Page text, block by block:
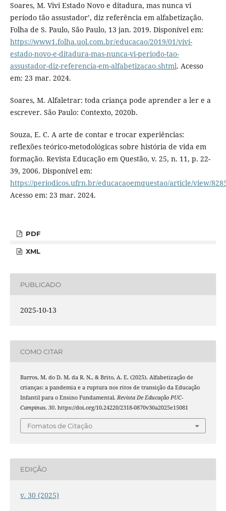
Soares, M. Vivi Estado Novo e ditadura, mas nunca vi
período tão assustador’, diz referência em alfabetização.
Folha de S. Paulo, São Paulo, 13 jan. 2019. Disponível em:
https://www1.folha.uol.com.br/educacao/2019/01/vivi-
estado-novo-e-ditadura-mas-nunca-vi-periodo-tao-
assustador-diz-referencia-em-alfabetizacao.shtml. Acesso
em: 23 mar. 2024.
Soares, M. Alfaletrar: toda criança pode aprender a ler e a
escrever. São Paulo: Contexto, 2020b.
Souza, E. C. A arte de contar e trocar experiências:
reflexões teórico-metodológicas sobre história de vida em
formação. Revista Educação em Questão, v. 25, n. 11, p. 22-
39, 2006. Disponível em:
https://periodicos.ufrn.br/educacaoemquestao/article/view/
Acesso em: 23 mar. 2024.
PDF
XML
PUBLICADO
2025-10-13
COMO CITAR
Barros, M. do D. M. da R. N., & Brito, A. E. (2025). Alfabetização de
crianças: a pandemia e a ruptura nos ritos de transição da Educação
Infantil para o Ensino Fundamental. Revista De Educação PUC-
Campinas, 30. https://doi.org/10.24220/2318-0870v30a2025e15081
Fomatos de Citação
EDIÇÃO
v. 30 (2025)